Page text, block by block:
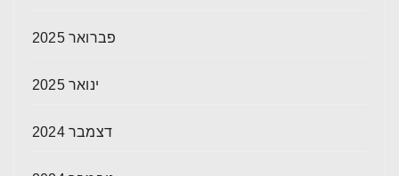
פברואר 2025
ינואר 2025
דצמבר 2024